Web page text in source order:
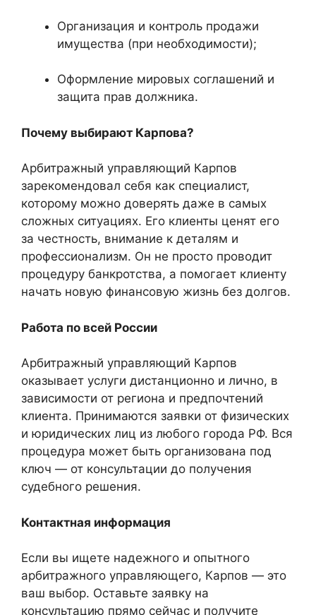
Организация и контроль продажи
имущества (при необходимости);
Оформление мировых соглашений и
защита прав должника.
Почему выбирают Карпова?
Арбитражный управляющий Карпов
зарекомендовал себя как специалист,
которому можно доверять даже в самых
сложных ситуациях. Его клиенты ценят его
за честность, внимание к деталям и
профессионализм. Он не просто проводит
процедуру банкротства, а помогает клиенту
начать новую финансовую жизнь без долгов.
Работа по всей России
Арбитражный управляющий Карпов
оказывает услуги дистанционно и лично, в
зависимости от региона и предпочтений
клиента. Принимаются заявки от физических
и юридических лиц из любого города РФ. Вся
процедура может быть организована под
ключ — от консультации до получения
судебного решения.
Контактная информация
Если вы ищете надежного и опытного
арбитражного управляющего, Карпов — это
ваш выбор. Оставьте заявку на
консультацию прямо сейчас и получите